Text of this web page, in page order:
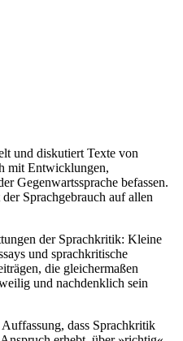
und diskutiert Texte von
mit Entwicklungen,
Gegenwartssprache befassen.
Sprachgebrauch auf allen
der Sprachkritik: Kleine
und sprachkritische
die gleichermaßen
und nachdenklich sein
dass Sprachkritik